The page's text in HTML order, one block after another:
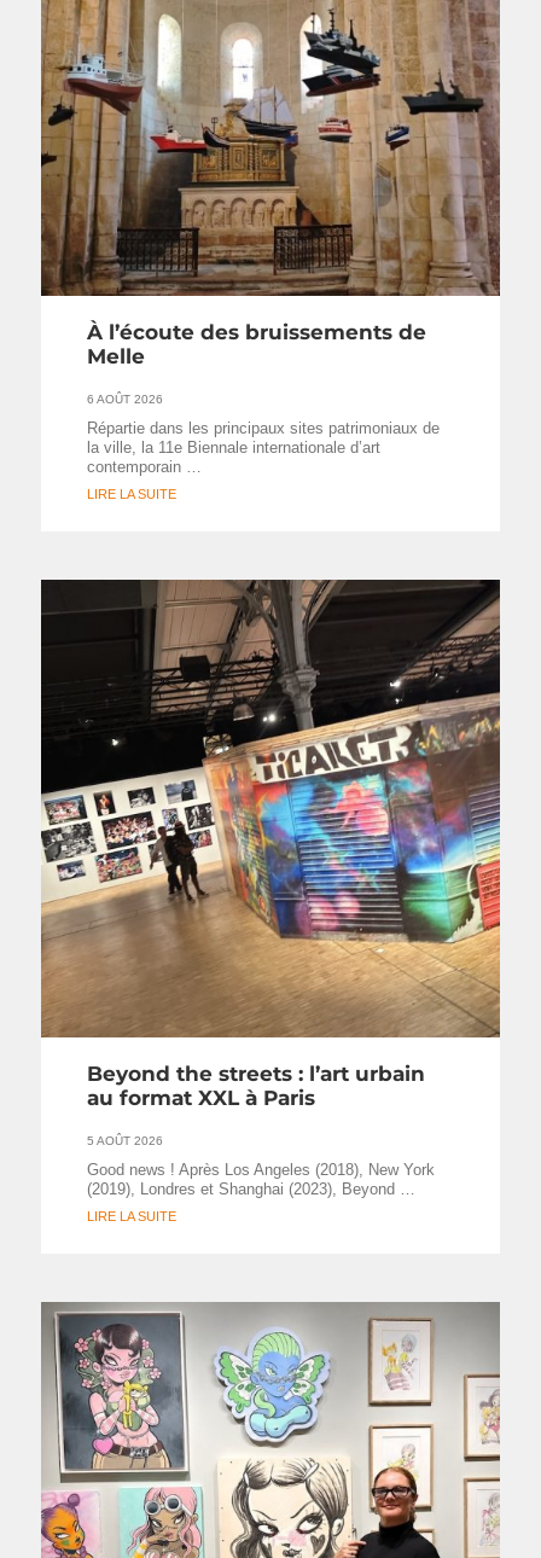
À l’écoute des bruissements de
Melle
6 AOÛT 2026
Répartie dans les principaux sites patrimoniaux de
la ville, la 11e Biennale internationale d’art
contemporain …
LIRE LA SUITE
Beyond the streets : l’art urbain
au format XXL à Paris
5 AOÛT 2026
Good news ! Après Los Angeles (2018), New York
(2019), Londres et Shanghai (2023), Beyond …
LIRE LA SUITE